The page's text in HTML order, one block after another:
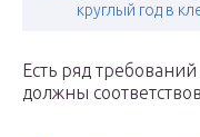
круглый год в
Есть ряд
должны